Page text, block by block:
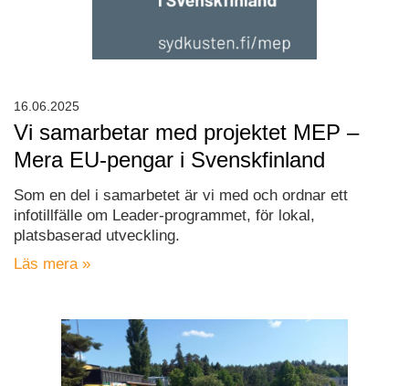
Vi samarbetar med projektet MEP –
Mera EU-pengar i Svenskfinland
Som en del i samarbetet är vi med och ordnar ett
infotillfälle om Leader-programmet, för lokal,
platsbaserad utveckling.
Läs mera »
16.06.2025